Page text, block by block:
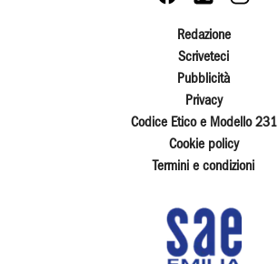
Redazione
Scriveteci
Pubblicità
Privacy
Codice Etico e Modello 231
Cookie policy
Termini e condizioni